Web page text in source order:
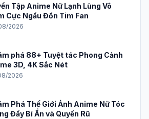
Tập Anime Nữ Lạnh Lùng Vô
Cực Ngầu Đốn Tim Fan
2026
phá 88+ Tuyệt tác Phong Cảnh
3D, 4K Sắc Nét
2026
Phá Thế Giới Ảnh Anime Nữ Tóc
Đầy Bí Ẩn và Quyến Rũ